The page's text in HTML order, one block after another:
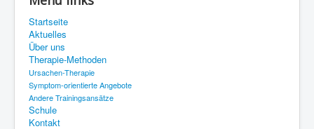
Aktuelles
Über uns
Therapie-Methoden
Schule
Kontakt
Startseite
Aktuelles
Über uns
Therapie-Methoden
Ursachen-Therapie
Symptom-orientierte Angebote
Andere Trainingsansätze
Schule
Kontakt